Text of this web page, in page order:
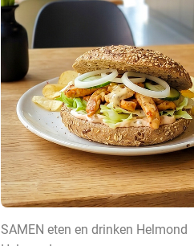
SAMEN eten en drinken Helmond